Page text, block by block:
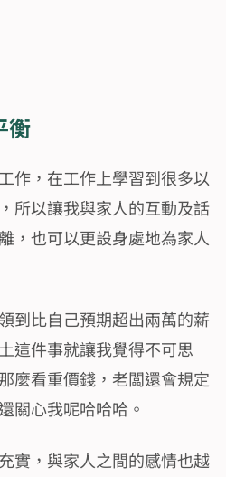
衡
作，在工作上學習到很多以
所以讓我與家人的互動及話
，也可以更設身處地為家人
到比自己預期超出兩萬的薪
這件事就讓我覺得不可思
麼看重價錢，老闆還會規定
關心我呢哈哈哈。
實，與家人之間的感情也越